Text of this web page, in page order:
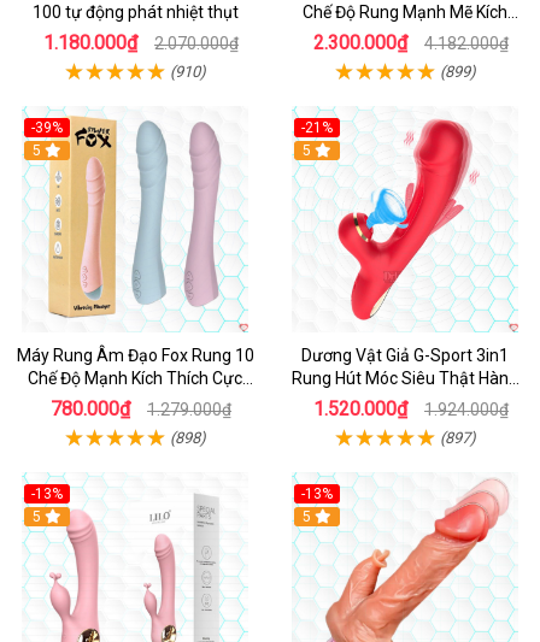
100 tự động phát nhiệt thụt
1.180.000₫ 2.070.000₫
(910)
Chế Độ Rung Mạnh Mẽ Kích
Thích
2.300.000₫ 4.182.000₫
(899)
-39%
Hot
5
Máy Rung Âm Đạo Fox Rung 10
Chế Độ Mạnh Kích Thích Cực
Sướng
780.000₫ 1.279.000₫
(898)
-21%
Hot
5
Dương Vật Giả G-Sport 3in1
Rung Hút Móc Siêu Thật Hàng
Hot
1.520.000₫ 1.924.000₫
(897)
-13%
Hot
5
-13%
Hot
5